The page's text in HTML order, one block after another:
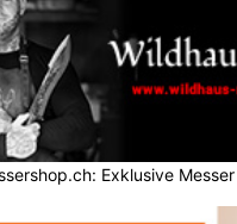
Exklusive